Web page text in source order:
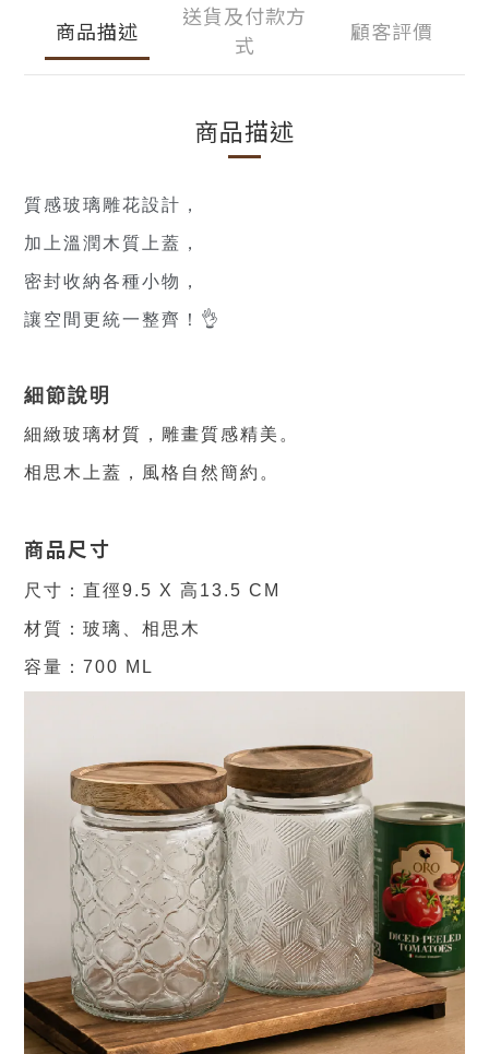
商品描述
送貨及付款方
式
顧客評價
商品描述
質感玻璃雕花設計，
加上溫潤木質上蓋，
密封收納各種小物，
讓空間更統一整齊！👌
細節說明
細緻玻璃材質，雕畫質感精美。
相思木上蓋，風格自然簡約。
商品尺寸
尺寸：直徑9.5 X 高13.5 CM
材質：玻璃、相思木
容量：700 ML